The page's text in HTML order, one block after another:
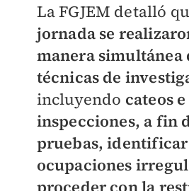
La FGJEM detalló
jornada se
manera simultánea
técnicas de
incluyendo cateos e
inspecciones, a fin
pruebas, identificar
ocupaciones